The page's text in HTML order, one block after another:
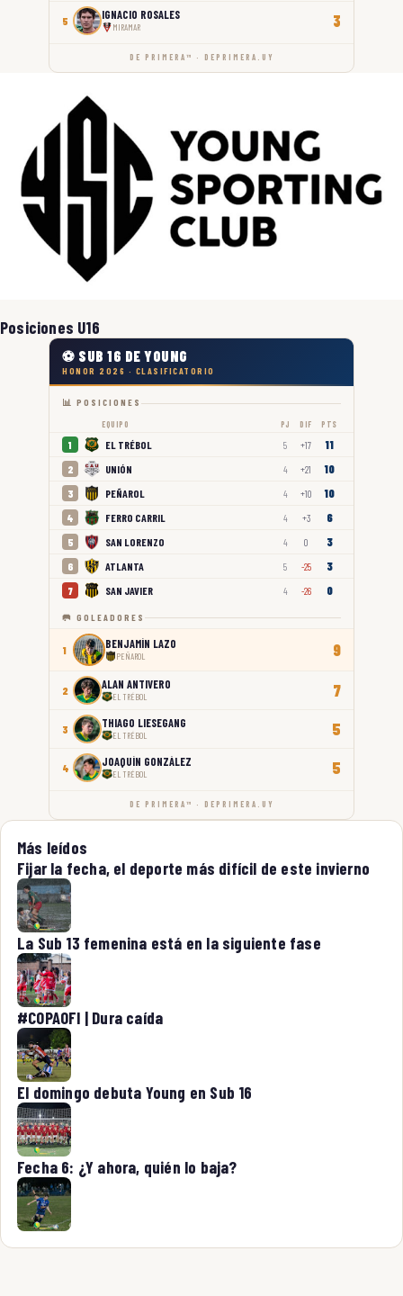
5 IGNACIO ROSALES
MIRAMAR 3
DE PRIMERA™ · DEPRIMERA.UY
Posiciones U16
⚽ SUB 16 DE YOUNG
HONOR 2026 · CLASIFICATORIO
📊 POSICIONES
EQUIPO PJ DIF PTS
1 EL TRÉBOL 5 +17 11
2 UNIÓN 4 +21 10
3 PEÑAROL 4 +10 10
4 FERRO CARRIL 4 +3 6
5 SAN LORENZO 4 0 3
6 ATLANTA 5 -25 3
7 SAN JAVIER 4 -26 0
🥅 GOLEADORES
1 BENJAMÍN LAZO
PEÑAROL 9
2 ALAN ANTIVERO
EL TRÉBOL 7
3 THIAGO LIESEGANG
EL TRÉBOL 5
4 JOAQUÍN GONZÁLEZ
EL TRÉBOL 5
DE PRIMERA™ · DEPRIMERA.UY
Más leídos
Fijar la fecha, el deporte más difícil de este invierno
La Sub 13 femenina está en la siguiente fase
#COPAOFI | Dura caída
El domingo debuta Young en Sub 16
Fecha 6: ¿Y ahora, quién lo baja?